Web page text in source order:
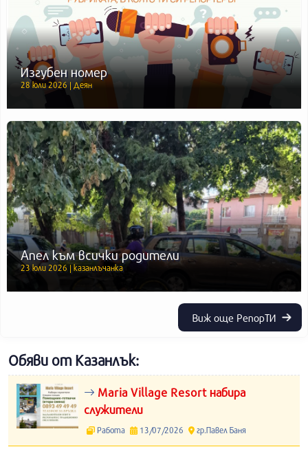
Изгубен номер
28 юли 2026 | Деян
Апел към всички родители
23 юли 2026 | казанлъчанка
Виж още РепорТИ
Обяви от Казанлък:
Maria Village Resort набира
служители
Работа 13/07/2026 гр.Павел Баня